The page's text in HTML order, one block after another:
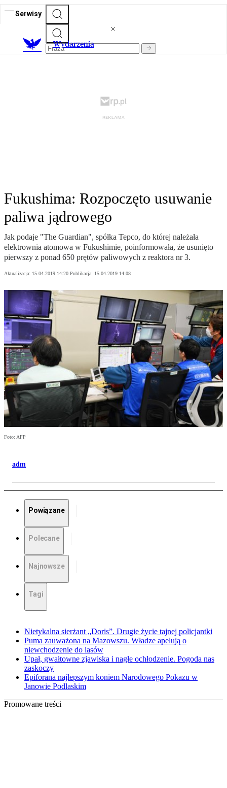
Serwisy
Wydarzenia
Fukushima: Rozpoczęto usuwanie
paliwa jądrowego
Jak podaje "The Guardian", spółka Tepco, do której należała
elektrownia atomowa w Fukushimie, poinformowała, że usunięto
pierwszy z ponad 650 prętów paliwowych z reaktora nr 3.
Aktualizacja: 15.04.2019 14:20 Publikacja: 15.04.2019 14:08
Foto: AFP
adm
Powiązane
Polecane
Najnowsze
Tagi
Nietykalna sierżant „Doris”. Drugie życie tajnej policjantki
Puma zauważona na Mazowszu. Władze apelują o
niewchodzenie do lasów
Upał, gwałtowne zjawiska i nagłe ochłodzenie. Pogoda nas
zaskoczy
Epiforana najlepszym koniem Narodowego Pokazu w
Janowie Podlaskim
Promowane treści